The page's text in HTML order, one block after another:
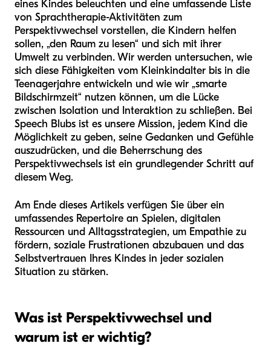
eines Kindes beleuchten und eine umfassende Liste
von Sprachtherapie-Aktivitäten zum
Perspektivwechsel vorstellen, die Kindern helfen
sollen, „den Raum zu lesen“ und sich mit ihrer
Umwelt zu verbinden. Wir werden untersuchen, wie
sich diese Fähigkeiten vom Kleinkindalter bis in die
Teenagerjahre entwickeln und wie wir „smarte
Bildschirmzeit“ nutzen können, um die Lücke
zwischen Isolation und Interaktion zu schließen. Bei
Speech Blubs ist es unsere Mission, jedem Kind die
Möglichkeit zu geben, seine Gedanken und Gefühle
auszudrücken, und die Beherrschung des
Perspektivwechsels ist ein grundlegender Schritt auf
diesem Weg.
Am Ende dieses Artikels verfügen Sie über ein
umfassendes Repertoire an Spielen, digitalen
Ressourcen und Alltagsstrategien, um Empathie zu
fördern, soziale Frustrationen abzubauen und das
Selbstvertrauen Ihres Kindes in jeder sozialen
Situation zu stärken.
Was ist Perspektivwechsel und
warum ist er wichtig?